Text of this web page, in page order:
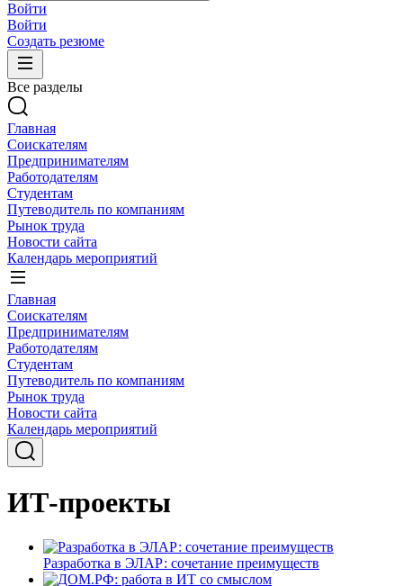
Войти
Войти
Создать резюме
Все разделы
Главная
Соискателям
Предпринимателям
Работодателям
Студентам
Путеводитель по компаниям
Рынок труда
Новости сайта
Календарь мероприятий
Главная
Соискателям
Предпринимателям
Работодателям
Студентам
Путеводитель по компаниям
Рынок труда
Новости сайта
Календарь мероприятий
ИТ-проекты
Разработка в ЭЛАР: сочетание преимуществ